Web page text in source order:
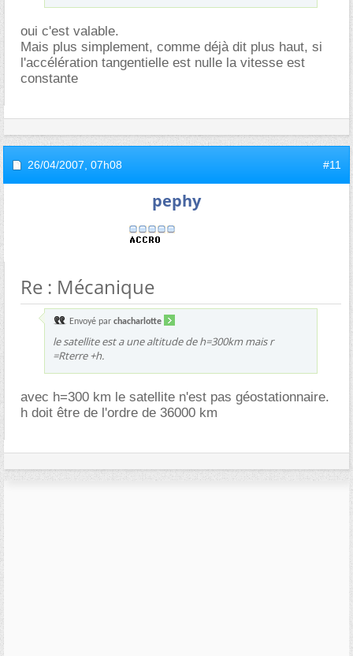
oui c'est valable.
Mais plus simplement, comme déjà dit plus haut, si
l'accélération tangentielle est nulle la vitesse est
constante
26/04/2007, 07h08 #11
pephy
Re : Mécanique
Envoyé par chacharlotte
le satellite est a une altitude de h=300km mais r
=Rterre +h.
avec h=300 km le satellite n'est pas géostationnaire.
h doit être de l'ordre de 36000 km